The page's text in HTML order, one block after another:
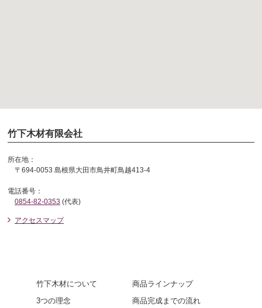
竹下木材有限会社
所在地：
〒694-0053 島根県大田市鳥井町鳥越413-4
電話番号：
0854-82-0353 (代表)
アクセスマップ
竹下木材について
3つの理念
商品ラインナップ
商品完成までの流れ